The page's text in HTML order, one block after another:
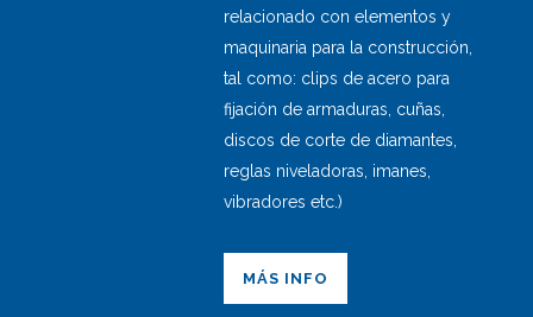
relacionado con elementos y
maquinaria para la construcción,
tal como: clips de acero para
fijación de armaduras, cuñas,
discos de corte de diamantes,
reglas niveladoras, imanes,
vibradores etc.)
MÁS INFO